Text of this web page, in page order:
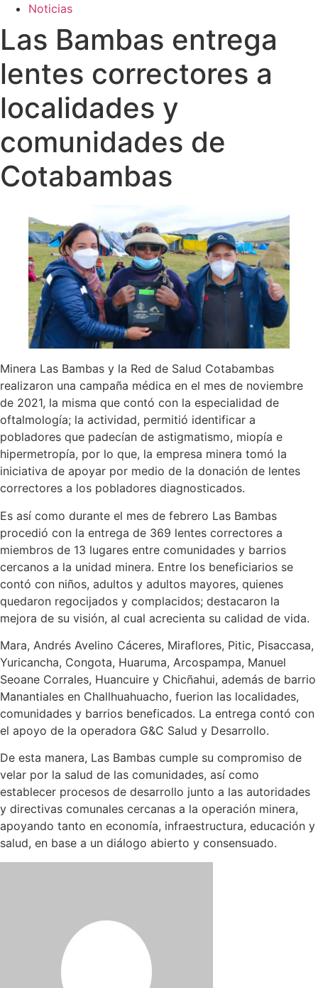
Noticias
Las Bambas entrega
lentes correctores a
localidades y
comunidades de
Cotabambas
Minera Las Bambas y la Red de Salud Cotabambas
realizaron una campaña médica en el mes de noviembre
de 2021, la misma que contó con la especialidad de
oftalmología; la actividad, permitió identificar a
pobladores que padecían de astigmatismo, miopía e
hipermetropía, por lo que, la empresa minera tomó la
iniciativa de apoyar por medio de la donación de lentes
correctores a los pobladores diagnosticados.
Es así como durante el mes de febrero Las Bambas
procedió con la entrega de 369 lentes correctores a
miembros de 13 lugares entre comunidades y barrios
cercanos a la unidad minera. Entre los beneficiarios se
contó con niños, adultos y adultos mayores, quienes
quedaron regocijados y complacidos; destacaron la
mejora de su visión, al cual acrecienta su calidad de vida.
Mara, Andrés Avelino Cáceres, Miraflores, Pitic, Pisaccasa,
Yuricancha, Congota, Huaruma, Arcospampa, Manuel
Seoane Corrales, Huancuire y Chicñahui, además de barrio
Manantiales en Challhuahuacho, fuerion las localidades,
comunidades y barrios beneficados. La entrega contó con
el apoyo de la operadora G&C Salud y Desarrollo.
De esta manera, Las Bambas cumple su compromiso de
velar por la salud de las comunidades, así como
establecer procesos de desarrollo junto a las autoridades
y directivas comunales cercanas a la operación minera,
apoyando tanto en economía, infraestructura, educación y
salud, en base a un diálogo abierto y consensuado.